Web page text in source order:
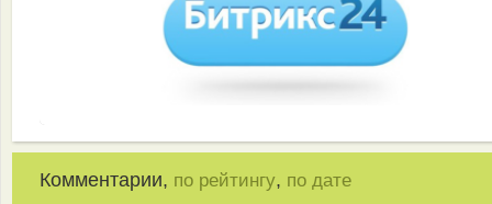
Комментарии, по рейтингу, по дате